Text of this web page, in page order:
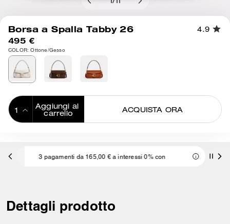
/
Borsa a Spalla Tabby 26 4.9
495 €
COLOR: Ottone/Gesso
Aggiungi al
carrello
ACQUISTA ORA
3 pagamenti da 165,00 € a interessi 0% con
Dettagli prodotto